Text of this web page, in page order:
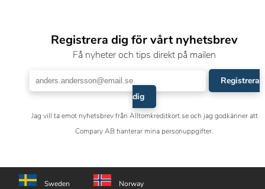
Registrera dig för vårt nyhetsbrev
Få nyheter och tips direkt på mailen
Registrera
dig
Jag vill ta emot nyhetsbrev från Alltomkreditkort.se och jag godkänner att
Compary AB hanterar mina personuppgifter.
Sweden Norway